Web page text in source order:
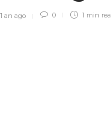
1 an ago 0 1 min